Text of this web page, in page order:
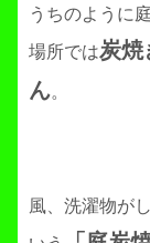
うちのように
場所では炭焼
ん。
風、洗濯物が